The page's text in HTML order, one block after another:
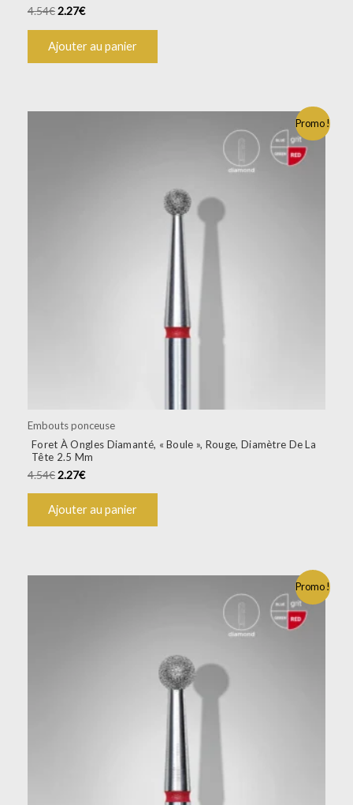
4.54€2.27€
Ajouter au panier
Promo !
Embouts ponceuse
Foret À Ongles Diamanté, « Boule », Rouge, Diamètre De La
Tête 2.5 Mm
4.54€2.27€
Ajouter au panier
Promo !